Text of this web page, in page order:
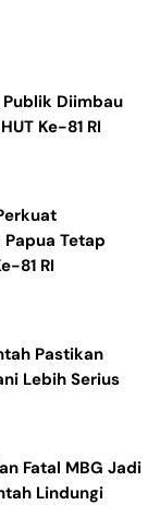
Diimbau
Ke-81 RI
Tetap
81 RI
Pastikan
Lebih Serius
Fatal MBG Jadi
Lindungi